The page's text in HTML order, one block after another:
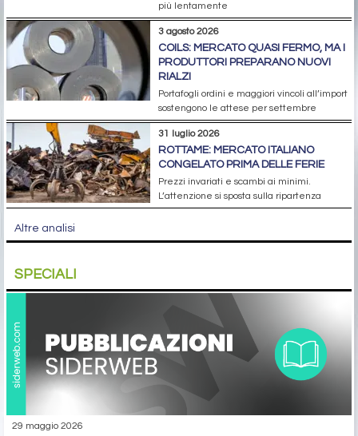
più lentamente
3 agosto 2026
COILS: MERCATO QUASI FERMO, MA I
PRODUTTORI PREPARANO NUOVI
RIALZI
Portafogli ordini e maggiori vincoli all’import
sostengono le attese per settembre
31 luglio 2026
ROTTAME: MERCATO ITALIANO
CONGELATO PRIMA DELLE FERIE
Prezzi invariati e scambi ai minimi.
L’attenzione si sposta sulla ripartenza
Altre analisi
SPECIALI
29 maggio 2026